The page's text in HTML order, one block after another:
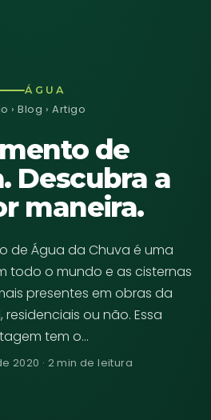
ÁGUA
›Blog › Artigo
de
Descubra a
maneira.
de Água da Chuva é uma
todo o mundo e as cisternas
presentes em obras da
ou não. Essa
tem o…
2020 · 2 min de leitura